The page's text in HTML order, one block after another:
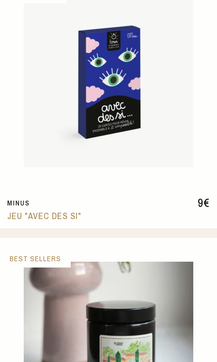
9€
MINUS
JEU "AVEC DES SI"
BEST SELLERS